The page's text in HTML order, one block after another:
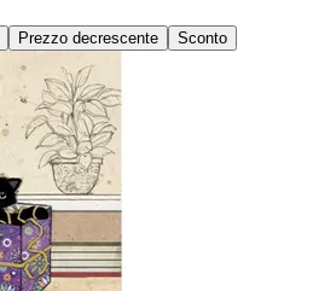
Prezzo decrescente Sconto